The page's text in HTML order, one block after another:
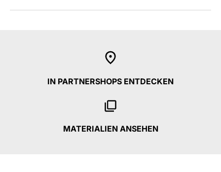
IN PARTNERSHOPS ENTDECKEN
MATERIALIEN ANSEHEN